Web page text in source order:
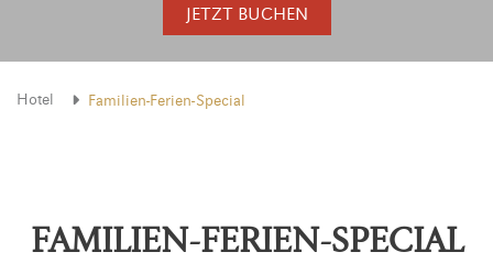
JETZT BUCHEN
Hotel Familien-Ferien-Special
FAMILIEN-FERIEN-SPECIAL